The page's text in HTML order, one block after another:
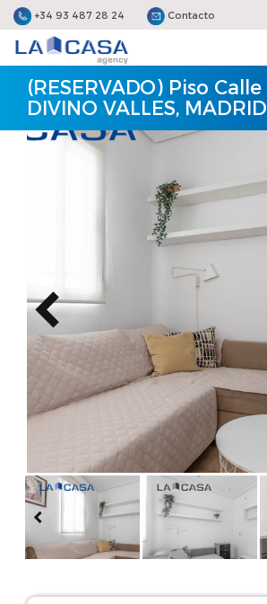
+34 93 487 28 24 Contacto
(RESERVADO) Piso Calle
DIVINO VALLES, MADRID